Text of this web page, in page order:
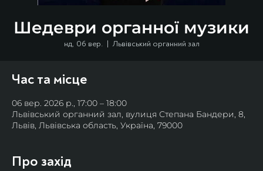
Шедеври органної музики
нд, 06 вер.
  |
Львівський органний зал
Час та місце
06 вер. 2026 р., 17:00 – 18:00
Львівський органний зал, вулиця Степана Бандери, 8,
Львів, Львівська область, Україна, 79000
Про захід